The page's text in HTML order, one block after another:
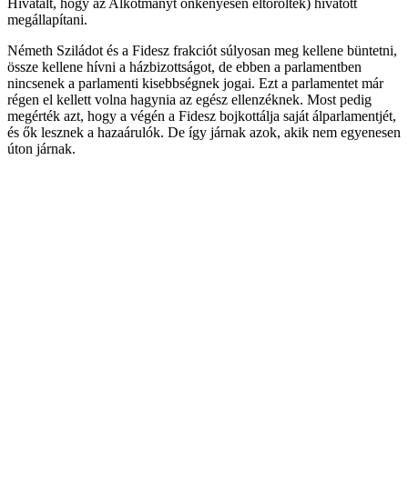
megállapítani.
Németh Sziládot és a Fidesz frakciót súlyosan meg kellene büntetni,
össze kellene hívni a házbizottságot, de ebben a parlamentben
nincsenek a parlamenti kisebbségnek jogai. Ezt a parlamentet már
régen el kellett volna hagynia az egész ellenzéknek. Most pedig
megérték azt, hogy a végén a Fidesz bojkottálja saját álparlamentjét,
és ők lesznek a hazaárulók. De így járnak azok, akik nem egyenesen
úton járnak.